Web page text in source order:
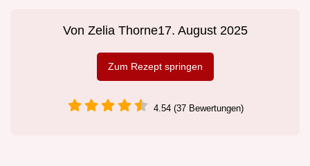
Von Zelia Thorne17. August 2025
Zum Rezept springen
4.54 (37 Bewertungen)